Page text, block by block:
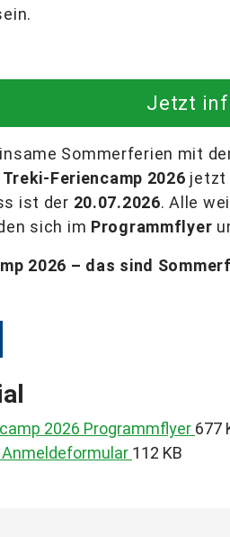
Jetzt
Sommerferien mit
Treki-Feriencamp 2026 jetzt
ist der 20.07.2026. Alle
sich im Programmflyer
2026 – das sind
2026 Programmflyer 677
Anmeldeformular 112 KB